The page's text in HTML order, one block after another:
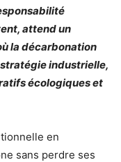
attend un
la décarbonation
stratégie industrielle,
écologiques et
en
sans perdre ses